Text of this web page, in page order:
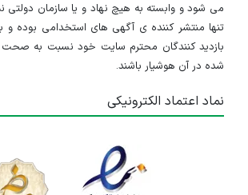
می شود و وابسته به هیچ نهاد و یا سازمان دولتی
تنها منتشر کننده ی آگهی های استخدامی بوده و
بازدید کنندگان محترم سایت خود نسبت به صحت
شده در آن هوشیار باشند.
نماد اعتماد الکترونیکی